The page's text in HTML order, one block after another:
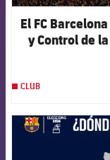
El FC
y Control de
CLUB